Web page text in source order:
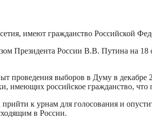
имеют гражданство Российской
Президента России В.В. Путина на
проведения выборов в Думу в декабре
имеющих российское гражданство,
прийти к урнам для голосования и
в России.